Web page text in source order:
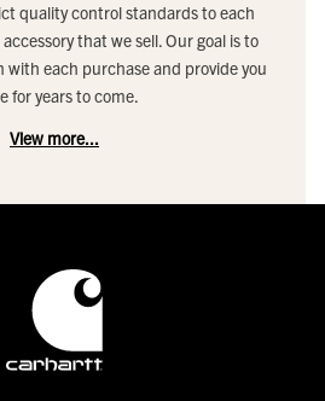
quality control standards to each
that we sell. Our goal is to
with each purchase and provide you
for years to come.
View more...